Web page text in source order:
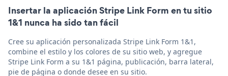
Insertar la aplicación Stripe Link Form en tu sitio
1&1 nunca ha sido tan fácil
Cree su aplicación personalizada Stripe Link Form 1&1,
combine el estilo y los colores de su sitio web, y agregue
Stripe Link Form a su 1&1 página, publicación, barra lateral,
pie de página o donde desee en su sitio.